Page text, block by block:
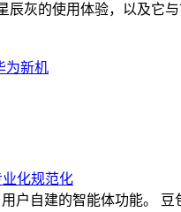
辰灰的使用体验，以及
为新机
化规范化
户自建的智能体功能。